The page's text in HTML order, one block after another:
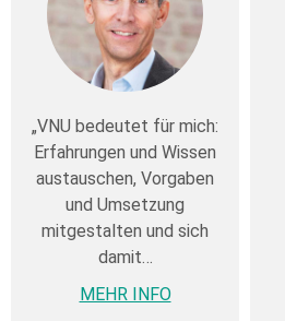
„VNU bedeutet für mich:
Erfahrungen und Wissen
austauschen, Vorgaben
und Umsetzung
mitgestalten und sich
damit…
MEHR INFO